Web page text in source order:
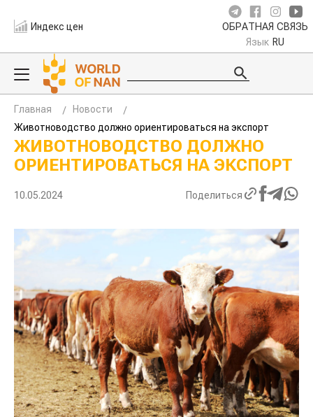
Индекс цен ОБРАТНАЯ СВЯЗЬ
Язык RU
Главная
Новости
Животноводство должно ориентироваться на экспорт
ЖИВОТНОВОДСТВО ДОЛЖНО
ОРИЕНТИРОВАТЬСЯ НА ЭКСПОРТ
10.05.2024 Поделиться